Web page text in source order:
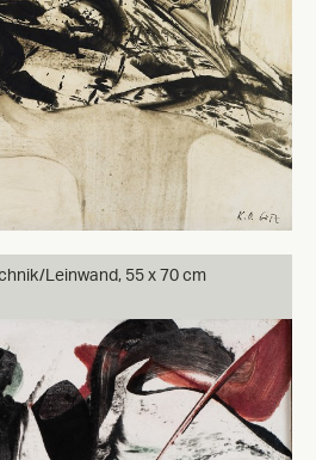
Leinwand, 55 x 70 cm